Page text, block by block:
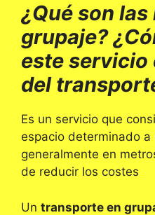
¿Qué son
grupaje?
este servicio
del
Es un servicio que
espacio determinado
generalmente en
de reducir los costes
Un transporte en